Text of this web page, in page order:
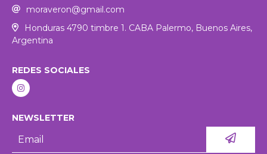
moraveron@gmail.com
Honduras 4790 timbre 1. CABA Palermo, Buenos Aires,
Argentina
REDES SOCIALES
NEWSLETTER